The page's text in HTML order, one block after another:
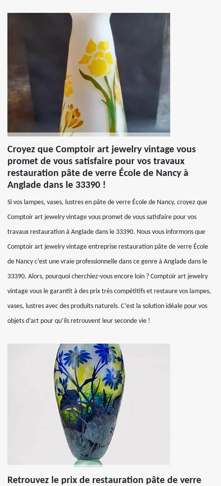
Croyez que Comptoir art jewelry vintage vous
promet de vous satisfaire pour vos travaux
restauration pâte de verre École de Nancy à
Anglade dans le 33390 !
Si vos lampes, vases, lustres en pâte de verre École de Nancy, croyez que
Comptoir art jewelry vintage vous promet de vous satisfaire pour vos
travaux restauration à Anglade dans le 33390. Nous vous informons que
Comptoir art jewelry vintage entreprise restauration pâte de verre École
de Nancy c’est une vraie professionnelle dans ce genre à Anglade dans le
33390. Alors, pourquoi cherchiez-vous encore loin ? Comptoir art jewelry
vintage vous le garantit à des prix très compétitifs et restaure vos lampes,
vases, lustres avec des produits naturels. C’est la solution idéale pour vos
objets d’art pour qu’ils retrouvent leur seconde vie !
Retrouvez le prix de restauration pâte de verre